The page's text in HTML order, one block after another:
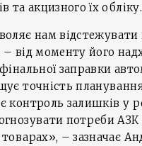
та акцизного їх обліку.
нам
– від моменту його
заправки
точність
контроль залишків у
потреби
товарах», – зазначає